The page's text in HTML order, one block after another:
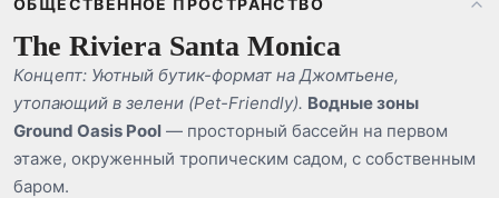
ОБЩЕСТВЕННОЕ ПРОСТРАНСТВО
The Riviera Santa Monica
Концепт: Уютный бутик-формат на Джомтьене,
утопающий в зелени (Pet-Friendly). Водные зоны
Ground Oasis Pool — просторный бассейн на первом
этаже, окруженный тропическим садом, с собственным
баром.